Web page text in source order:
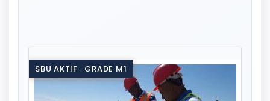
SBU AKTIF · GRADE M1